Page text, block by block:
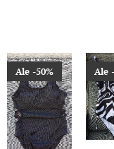
Ale -50% Ale